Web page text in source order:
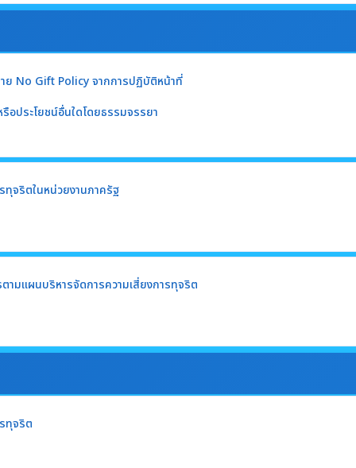
ย No Gift Policy จากการปฏิบัติหน้าที่
อประโยชน์อื่นใดโดยธรรมจรรยา
ทุจริตในหน่วยงานภาครัฐ
ามแผนบริหารจัดการความเสี่ยงการทุจริต
ทุจริต